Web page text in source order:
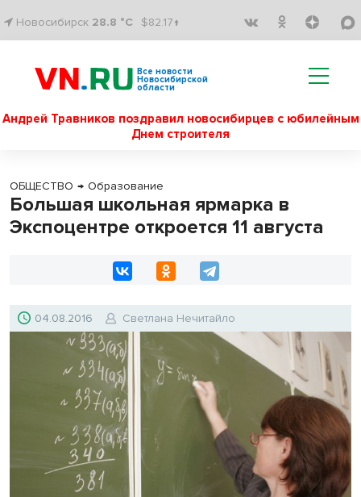
Новосибирск 28.8 °C $82.17↑
Все новости
Новосибирской
области
Андрей Травников поздравил новосибирцев с юбилейным
Днем строителя
ОБЩЕСТВО → Образование
Большая школьная ярмарка в
Экспоцентре откроется 11 августа
04.08.2016 Светлана Нечитайло